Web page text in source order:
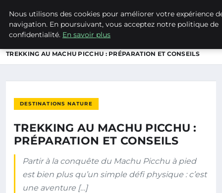
NATURE EN LORRAINE
TREKKING AU MACHU PICCHU : PRÉPARATION ET CONSEILS
DESTINATIONS NATURE
TREKKING AU MACHU PICCHU :
PRÉPARATION ET CONSEILS
Partir à la conquête du Machu Picchu à pied
est bien plus qu’un simple défi physique : c’est
une aventure […]
Nous utilisons des cookies pour améliorer votre expérience
navigation. En poursuivant, vous acceptez notre politique de
confidentialité. En savoir plus